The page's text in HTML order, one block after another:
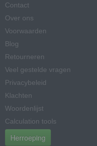
Contact
Over ons
Voorwaarden
Blog
Retourneren
Veel gestelde vragen
Privacybeleid
Klachten
Woordenlijst
Calculation tools
Herroeping